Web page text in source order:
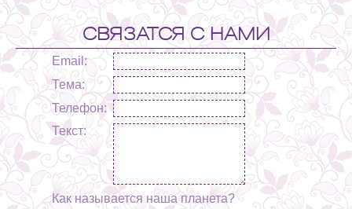
СВЯЗАТСЯ С НАМИ
Email:
Тема:
Телефон:
Текст:
Как называется наша планета?